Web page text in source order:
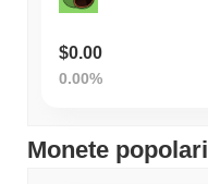
$0.00
0.00%
Monete popolari